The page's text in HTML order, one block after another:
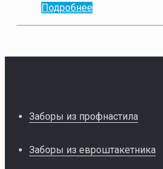
Подробнее
Заборы из профнастила
Заборы из евроштакетника